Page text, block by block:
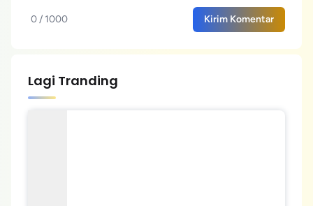
0 / 1000 Kirim Komentar
Lagi Tranding